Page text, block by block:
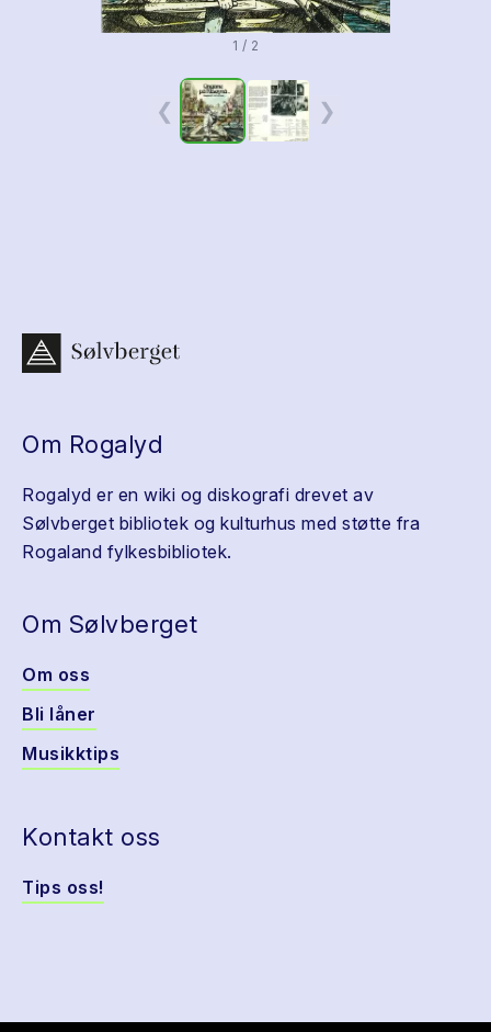
1 / 2
❮ ❯
Om Rogalyd
Rogalyd er en wiki og diskografi drevet av
Sølvberget bibliotek og kulturhus med støtte fra
Rogaland fylkesbibliotek.
Om Sølvberget
Om oss
Bli låner
Musikktips
Kontakt oss
Tips oss!